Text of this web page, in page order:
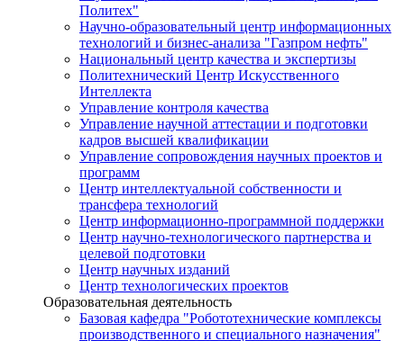
Политех"
Научно-образовательный центр информационных
технологий и бизнес-анализа "Газпром нефть"
Национальный центр качества и экспертизы
Политехнический Центр Искусственного
Интеллекта
Управление контроля качества
Управление научной аттестации и подготовки
кадров высшей квалификации
Управление сопровождения научных проектов и
программ
Центр интеллектуальной собственности и
трансфера технологий
Центр информационно-программной поддержки
Центр научно-технологического партнерства и
целевой подготовки
Центр научных изданий
Центр технологических проектов
Образовательная деятельность
Базовая кафедра "Робототехнические комплексы
производственного и специального назначения"